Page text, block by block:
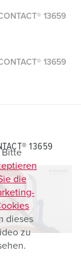
13659
13659
13659
Bitte
die
dieses
zu